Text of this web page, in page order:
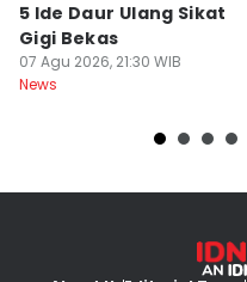
5 Ide Daur Ulang Sikat
Gigi Bekas
07 Agu 2026, 21:30 WIB
News